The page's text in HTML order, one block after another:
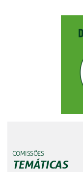
COMISSÕES
TEMÁTICAS